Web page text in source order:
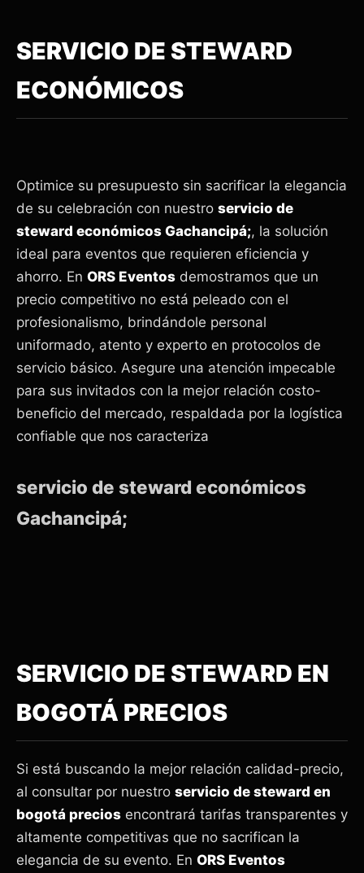
SERVICIO DE STEWARD
ECONÓMICOS
Optimice su presupuesto sin sacrificar la elegancia
de su celebración con nuestro servicio de
steward económicos Gachancipá;, la solución
ideal para eventos que requieren eficiencia y
ahorro. En ORS Eventos demostramos que un
precio competitivo no está peleado con el
profesionalismo, brindándole personal
uniformado, atento y experto en protocolos de
servicio básico. Asegure una atención impecable
para sus invitados con la mejor relación costo-
beneficio del mercado, respaldada por la logística
confiable que nos caracteriza
servicio de steward económicos
Gachancipá;
SERVICIO DE STEWARD EN
BOGOTÁ PRECIOS
Si está buscando la mejor relación calidad-precio,
al consultar por nuestro servicio de steward en
bogotá precios encontrará tarifas transparentes y
altamente competitivas que no sacrifican la
elegancia de su evento. En ORS Eventos